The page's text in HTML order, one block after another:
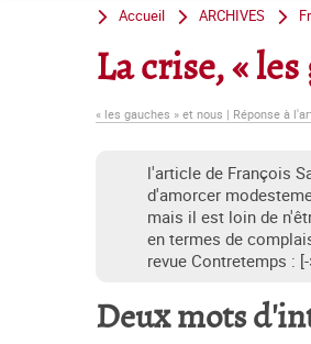
Accueil ARCHIVES
La crise, «
« les gauches » et nous | Réponse à
l'article de François
d'amorcer
mais il est loin de
en termes de
revue Contretemps :
Deux mots